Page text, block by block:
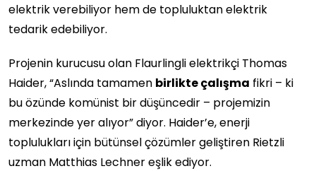
elektrik verebiliyor hem de topluluktan elektrik
tedarik edebiliyor.
Projenin kurucusu olan Flaurlingli elektrikçi Thomas
Haider, “Aslında tamamen birlikte çalışma fikri – ki
bu özünde komünist bir düşüncedir – projemizin
merkezinde yer alıyor” diyor. Haider’e, enerji
toplulukları için bütünsel çözümler geliştiren Rietzli
uzman Matthias Lechner eşlik ediyor.